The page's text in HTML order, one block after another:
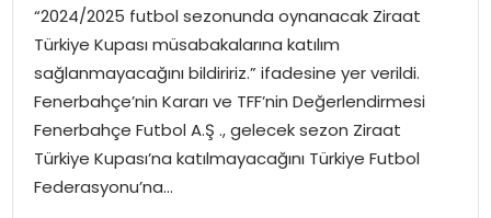
“2024/2025 futbol sezonunda oynanacak Ziraat
Türkiye Kupası müsabakalarına katılım
sağlanmayacağını bildiririz.” ifadesine yer verildi.
Fenerbahçe’nin Kararı ve TFF’nin Değerlendirmesi
Fenerbahçe Futbol A.Ş ., gelecek sezon Ziraat
Türkiye Kupası’na katılmayacağını Türkiye Futbol
Federasyonu’na…